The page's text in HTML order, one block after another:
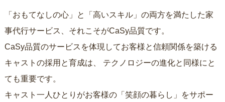
「おもてなしの心」と「高いスキル」の両方を満たした家
事代行サービス、それこそがCaSy品質です。
CaSy品質のサービスを体現してお客様と信頼関係を築ける
キャストの採用と育成は、
ても重要です。
キャスト一人ひとりがお客様の「笑顔の暮らし」をサポー